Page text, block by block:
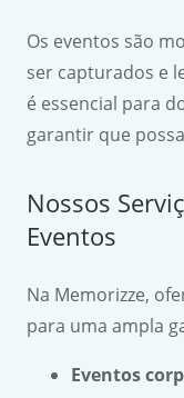
Os eventos são
ser capturados e
é essencial para
garantir que
Nossos
Eventos
Na Memorizze,
para uma ampla
Eventos